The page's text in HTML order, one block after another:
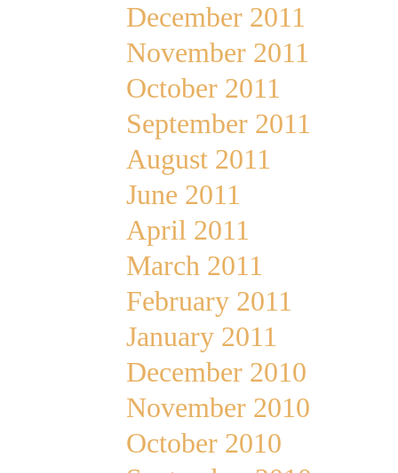
December 2011
November 2011
October 2011
September 2011
August 2011
June 2011
April 2011
March 2011
February 2011
January 2011
December 2010
November 2010
October 2010